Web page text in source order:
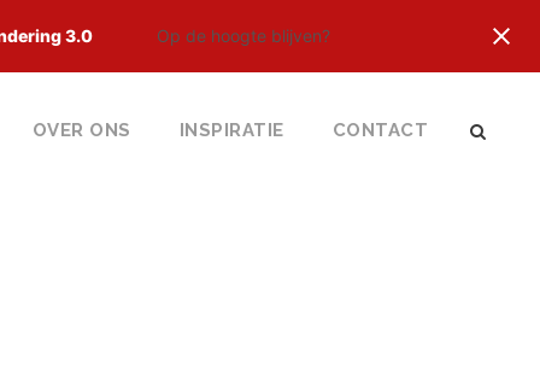
3.0 Op de hoogte blijven?
OVER ONS INSPIRATIE CONTACT